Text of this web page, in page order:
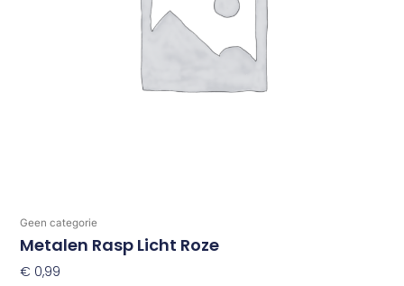
Geen categorie
Metalen Rasp Licht Roze
€ 0,99